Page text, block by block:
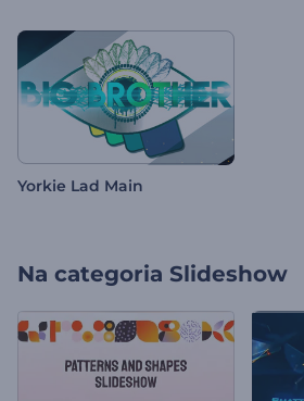
Yorkie Lad Main
Na categoria Slideshow